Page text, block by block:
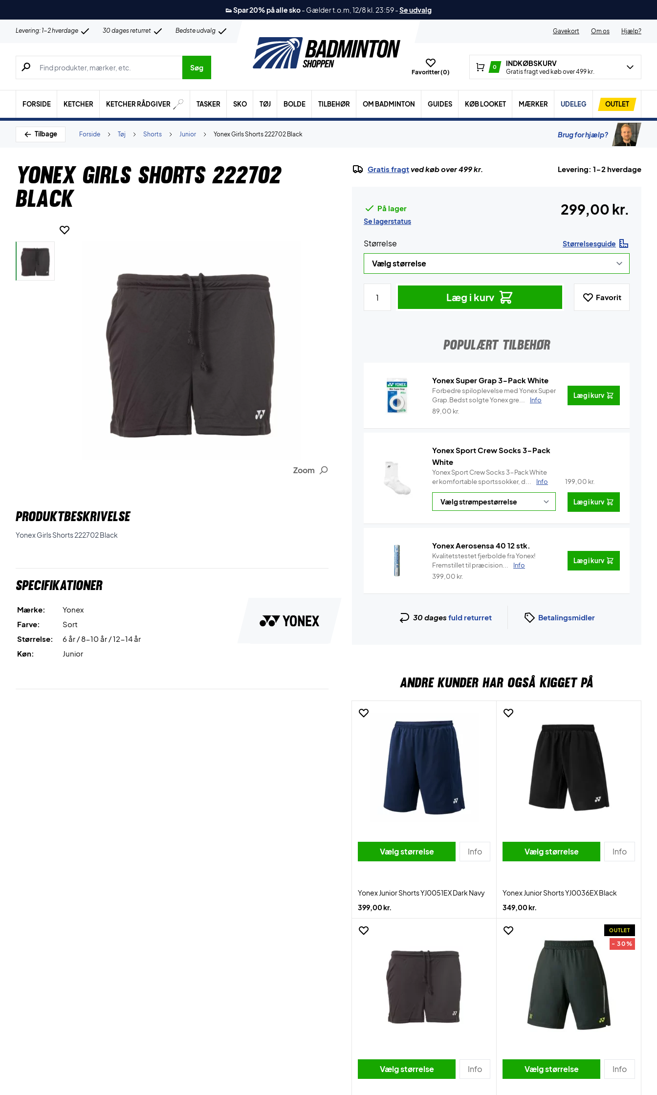
👟 Spar 20% på alle sko- Gælder t.o.m, 12/8 kl. 23:59-Se udvalg
Levering: 1-2 hverdage 30 dages returret Bedste udvalg Gavekort Om os Hjælp?
Søg efter produkter, mærker etc.
Søg
Favoritter (0)
0 INDKØBSKURV
Gratis fragt ved køb over 499 kr.
FORSIDE KETCHER KETCHER RÅDGIVER TASKER SKO TØJ BOLDE TILBEHØR OM BADMINTON GUIDES KØB LOOKET MÆRKER UDELEG OUTLET
Tilbage Yonex Girls Shorts 222702 Black
Junior
Shorts
Tøj
Forside Brug for hjælp?
Yonex Girls Shorts 222702
Black
Zoom
PRODUKTBESKRIVELSE
Yonex Girls Shorts 222702 Black
Specifikationer
Mærke:
Yonex
Farve:
Sort
Størrelse:
6 år / 8-10 år / 12-14 år
Køn:
Junior
Gratis fragtved køb over 499 kr. Levering: 1-2 hverdage
På lager
Se lagerstatus
299,00 kr.
Størrelse Størrelsesguide
Læg i kurv Favorit
POPULÆRT TILBEHØR
Yonex Super Grap 3-Pack White
Forbedre spiloplevelse med Yonex Super
Grap.Bedst solgte Yonex gre...
Info
89,00 kr.
Læg i kurv
Yonex Sport Crew Socks 3-Pack
White
Yonex Sport Crew Socks 3-Pack White
er komfortable sportssokker, d...
Info 199,00 kr.
Læg i kurv
Yonex Aerosensa 40 12 stk.
Kvalitetstestet fjerbolde fra Yonex!
Fremstillet til præcision...
Info
399,00 kr.
Læg i kurv
30 dages fuld returret Betalingsmidler
ANDRE KUNDER HAR OGSÅ KIGGET PÅ
Vælg størrelse Info
Yonex Junior Shorts YJ0051EX Dark Navy
399,00 kr.
Vælg størrelse Info
Yonex Junior Shorts YJ0036EX Black
349,00 kr.
Vælg størrelse Info
OUTLET
- 30%
Vælg størrelse Info